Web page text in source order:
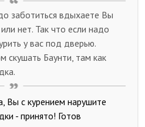
заботиться вдыхаете Вы
нет. Так что если надо
у вас под дверью.
Баунти, там как
Вы с курением нарушите
- принято! Готов